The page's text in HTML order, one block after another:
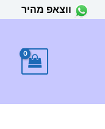
ווצאפ מהיר